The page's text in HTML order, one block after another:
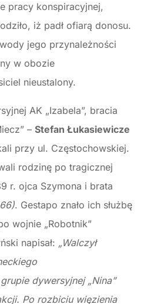
pracy konspiracyjnej,
iż padł ofiarą donosu.
jego przynależności
w obozie
nieustalony.
AK „Izabela”, bracia
– Stefan Łukasiewicze
przy ul. Częstochowskiej.
rodzinę po tragicznej
r. ojca Szymona i brata
. Gestapo znało ich służbę
wojnie „Robotnik”
napisał: „Walczył
dywersyjnej „Nina”
Po rozbiciu więzienia